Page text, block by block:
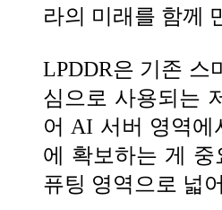
라의 미래를 함께
LPDDR은 기존 스
심으로 사용되는
어 AI 서버 영역에
에 확보하는 게 중
퓨팅 영역으로 넓